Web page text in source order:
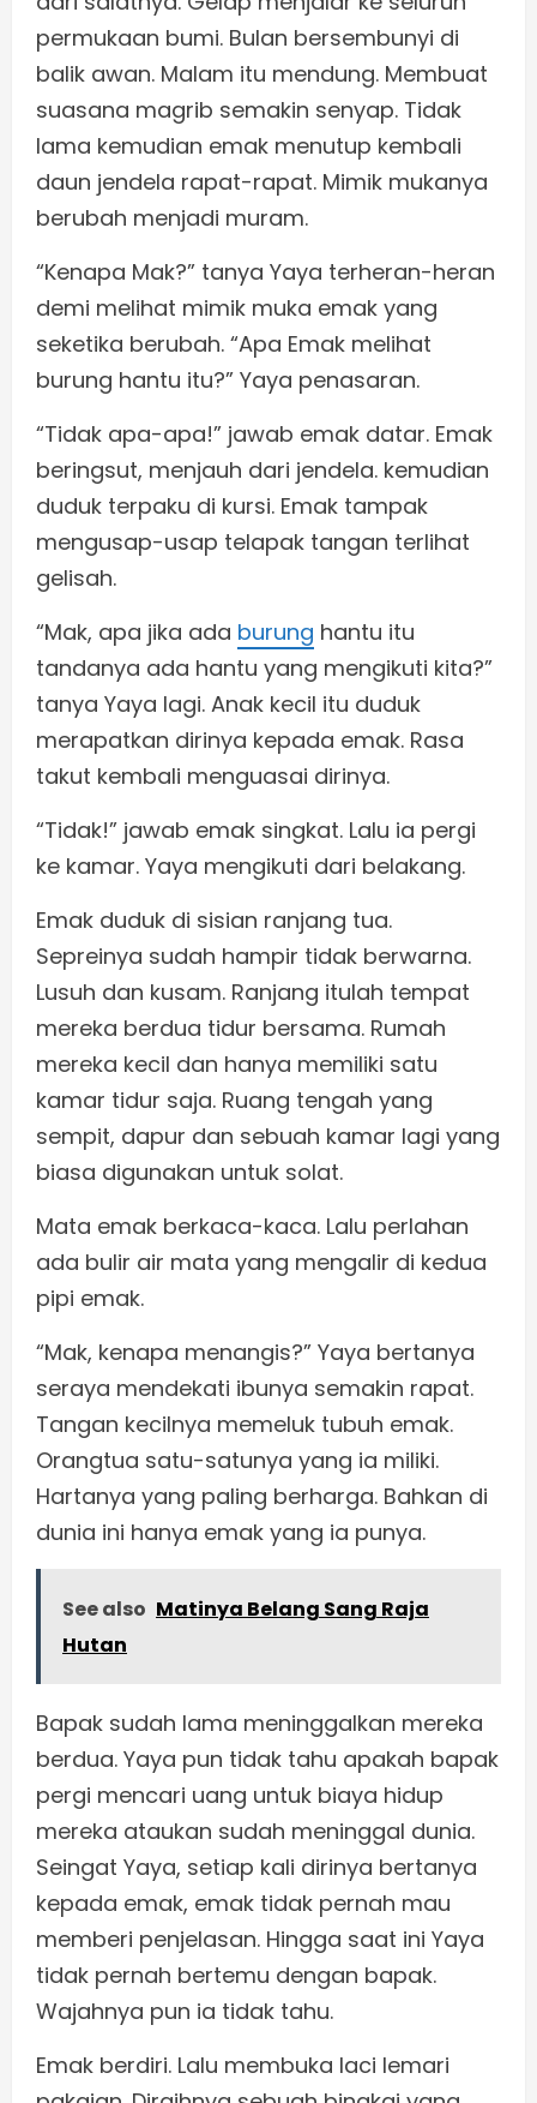
permukaan bumi. Bulan bersembunyi di
balik awan. Malam itu mendung. Membuat
suasana magrib semakin senyap. Tidak
lama kemudian emak menutup kembali
daun jendela rapat-rapat. Mimik mukanya
berubah menjadi muram.
“Kenapa Mak?” tanya Yaya terheran-heran
demi melihat mimik muka emak yang
seketika berubah. “Apa Emak melihat
burung hantu itu?” Yaya penasaran.
“Tidak apa-apa!” jawab emak datar. Emak
beringsut, menjauh dari jendela. kemudian
duduk terpaku di kursi. Emak tampak
mengusap-usap telapak tangan terlihat
gelisah.
“Mak, apa jika ada burung hantu itu
tandanya ada hantu yang mengikuti kita?”
tanya Yaya lagi. Anak kecil itu duduk
merapatkan dirinya kepada emak. Rasa
takut kembali menguasai dirinya.
“Tidak!” jawab emak singkat. Lalu ia pergi
ke kamar. Yaya mengikuti dari belakang.
Emak duduk di sisian ranjang tua.
Sepreinya sudah hampir tidak berwarna.
Lusuh dan kusam. Ranjang itulah tempat
mereka berdua tidur bersama. Rumah
mereka kecil dan hanya memiliki satu
kamar tidur saja. Ruang tengah yang
sempit, dapur dan sebuah kamar lagi yang
biasa digunakan untuk solat.
Mata emak berkaca-kaca. Lalu perlahan
ada bulir air mata yang mengalir di kedua
pipi emak.
“Mak, kenapa menangis?” Yaya bertanya
seraya mendekati ibunya semakin rapat.
Tangan kecilnya memeluk tubuh emak.
Orangtua satu-satunya yang ia miliki.
Hartanya yang paling berharga. Bahkan di
dunia ini hanya emak yang ia punya.
See also Matinya Belang Sang Raja
Hutan
Bapak sudah lama meninggalkan mereka
berdua. Yaya pun tidak tahu apakah bapak
pergi mencari uang untuk biaya hidup
mereka ataukan sudah meninggal dunia.
Seingat Yaya, setiap kali dirinya bertanya
kepada emak, emak tidak pernah mau
memberi penjelasan. Hingga saat ini Yaya
tidak pernah bertemu dengan bapak.
Wajahnya pun ia tidak tahu.
Emak berdiri. Lalu membuka laci lemari